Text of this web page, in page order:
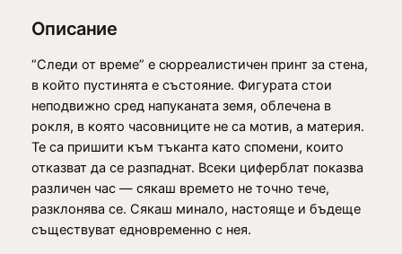
g
h
1
6
9
,
з
а
д
Описание
“Следи от време” е сюрреалистичен принт за стена,
в който пустинята е състояние. Фигурата стои
неподвижно сред напуканата земя, облечена в
рокля, в която часовниците не са мотив, а материя.
Те са пришити към тъканта като спомени, които
отказват да се разпаднат. Всеки циферблат показва
различен час — сякаш времето не точно тече,
разклонява се. Сякаш минало, настояще и бъдеще
съществуват едновременно с нея.